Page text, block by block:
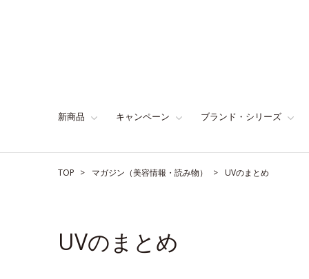
新商品 キャンペーン ブランド・シリーズ
TOP マガジン（美容情報・読み物） UVのまとめ
UVのまとめ